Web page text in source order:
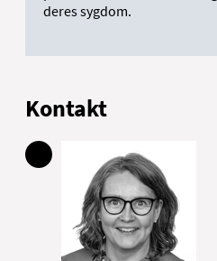
deres sygdom.
Kontakt